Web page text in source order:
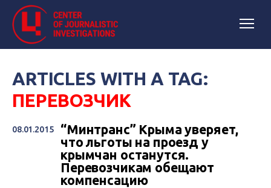
ARTICLES WITH A TAG:
ПЕРЕВОЗЧИК
08.01.2015
“Минтранс” Крыма уверяет,
что льготы на проезд у
крымчан останутся.
Перевозчикам обещают
компенсацию